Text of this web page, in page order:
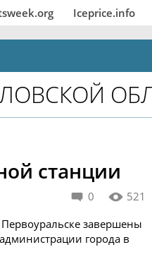
Iceprice.info
станции
0 521
завершены
города в